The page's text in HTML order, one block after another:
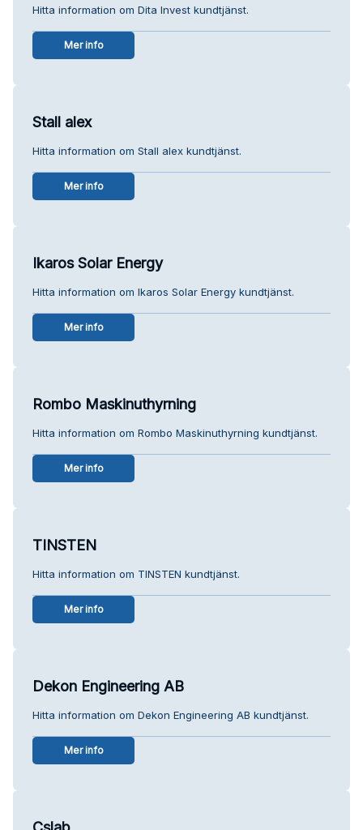
Hitta information om Dita Invest kundtjänst.
Mer info
Stall alex
Hitta information om Stall alex kundtjänst.
Mer info
Ikaros Solar Energy
Hitta information om Ikaros Solar Energy kundtjänst.
Mer info
Rombo Maskinuthyrning
Hitta information om Rombo Maskinuthyrning kundtjänst.
Mer info
TINSTEN
Hitta information om TINSTEN kundtjänst.
Mer info
Dekon Engineering AB
Hitta information om Dekon Engineering AB kundtjänst.
Mer info